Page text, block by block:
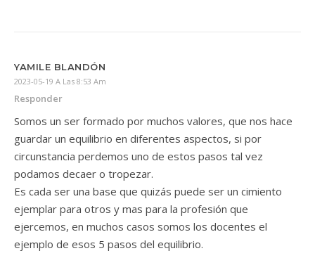
YAMILE BLANDÓN
2023-05-19 A Las 8:53 Am
Responder
Somos un ser formado por muchos valores, que nos hace
guardar un equilibrio en diferentes aspectos, si por
circunstancia perdemos uno de estos pasos tal vez
podamos decaer o tropezar.
Es cada ser una base que quizás puede ser un cimiento
ejemplar para otros y mas para la profesión que
ejercemos, en muchos casos somos los docentes el
ejemplo de esos 5 pasos del equilibrio.